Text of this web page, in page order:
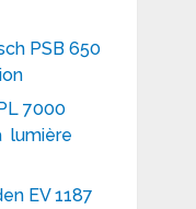
PSB 650
7000
lumière
EV 1187